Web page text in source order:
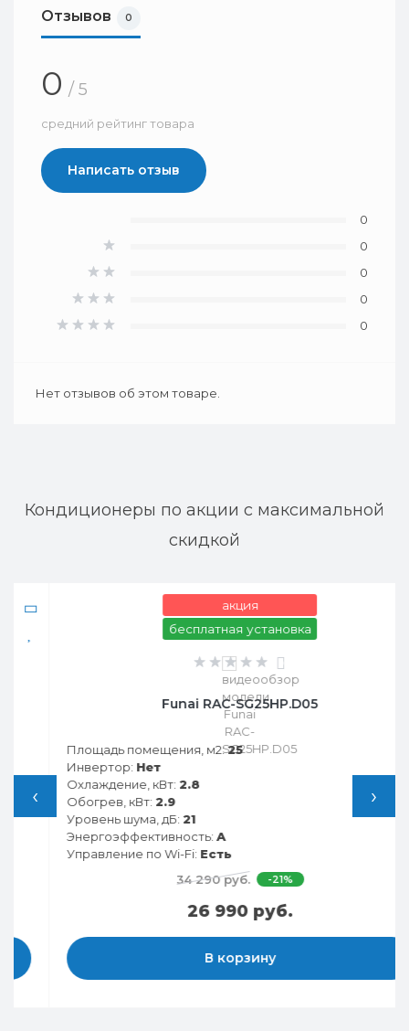
Отзывов 0
0 / 5
средний рейтинг товара
Написать отзыв
0
0
0
0
0
Нет отзывов об этом товаре.
Кондиционеры по акции с максимальной
скидкой
‹
бесплатная установка
0
Funai RAC-SG25HP.D05
Площадь помещения, м2:25
Инвертор:Нет
Охлаждение, кВт:2.8
Обогрев, кВт: 2.9
Уровень шума, дБ:21
Энергоэффективность:A
Управление по Wi-Fi:Есть
34 290 руб.
-21%
26 990 руб.
В корзину
›